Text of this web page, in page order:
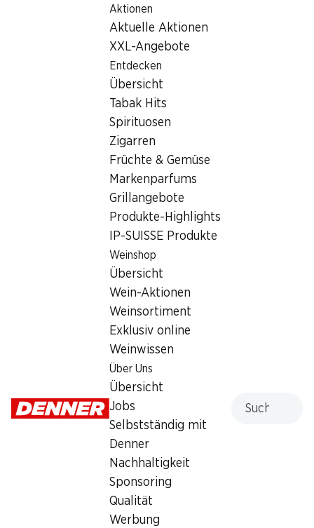
Aktionen
Aktuelle Aktionen
XXL-Angebote
Entdecken
Übersicht
Tabak Hits
Spirituosen
Zigarren
Früchte & Gemüse
Markenparfums
Grillangebote
Produkte-Highlights
IP-SUISSE Produkte
Weinshop
Übersicht
Wein-Aktionen
Weinsortiment
Exklusiv online
Weinwissen
Über Uns
Übersicht
Jobs
Selbstständig mit
Denner
Nachhaltigkeit
Sponsoring
Qualität
Werbung
Filialsuche
Denner Filiale Rue de Vermont 2, 1202 Genève
1202 Genève
Rue de Vermont 2, 1202 Genève
Zur Wegbeschreibung
Öffnungszeiten
Bargeldbezug mit Post - / M-Card